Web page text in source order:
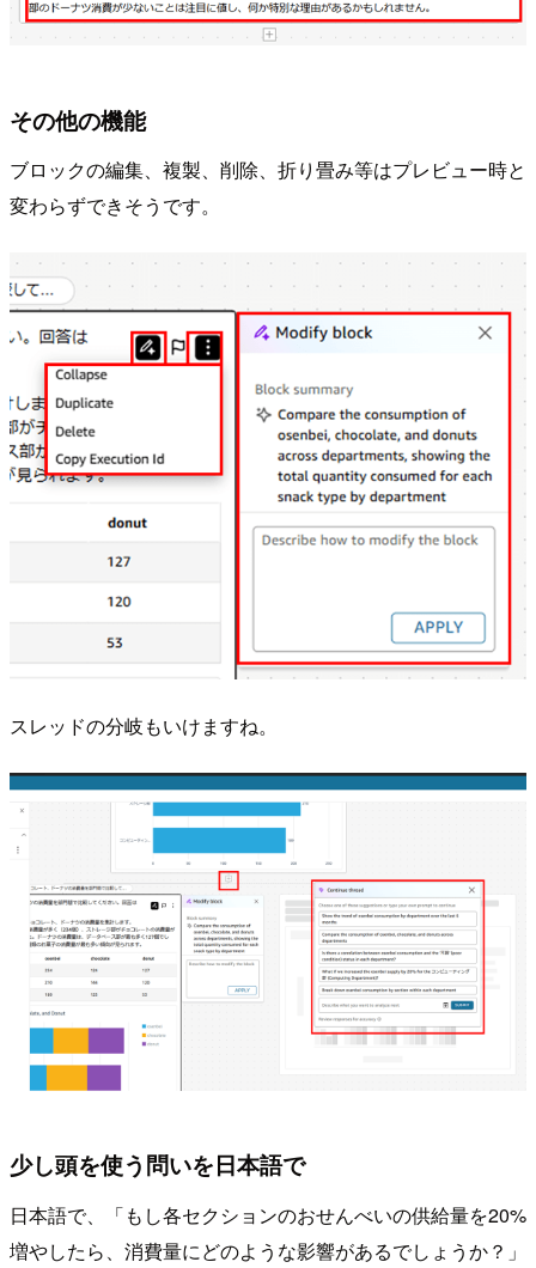
その他の機能
ブロックの編集、複製、削除、折り畳み等はプレビュー時と
変わらずできそうです。
スレッドの分岐もいけますね。
少し頭を使う問いを日本語で
日本語で、「もし各セクションのおせんべいの供給量を20%
増やしたら、消費量にどのような影響があるでしょうか？」